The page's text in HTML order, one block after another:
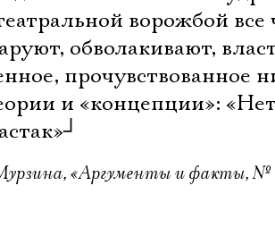
ворожбой
обволакивают,
прочувствованное
и «концепции»: «Нет
┘
«Аргументы и факты, №
Ознакомиться